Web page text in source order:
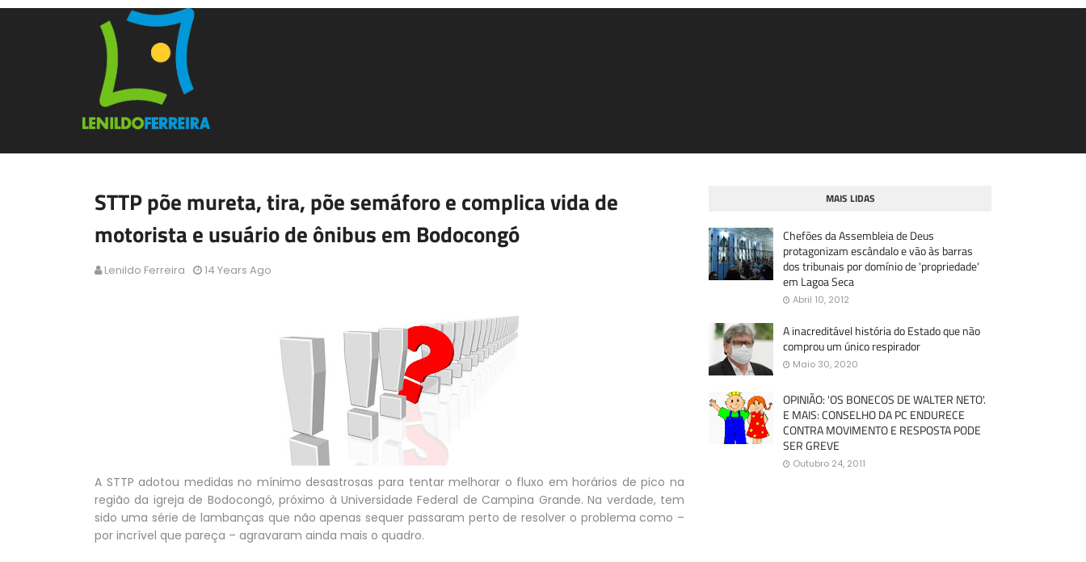
STTP põe mureta, tira, põe semáforo e complica vida de
motorista e usuário de ônibus em Bodocongó
Lenildo Ferreira 14 Years Ago
A STTP adotou medidas no mínimo desastrosas para tentar melhorar o fluxo em horários de pico na
região da igreja de Bodocongó, próximo à Universidade Federal de Campina Grande. Na verdade, tem
sido uma série de lambanças que não apenas sequer passaram perto de resolver o problema como –
por incrível que pareça – agravaram ainda mais o quadro.
MAIS LIDAS
Chefões da Assembleia de Deus
protagonizam escândalo e vão às barras
dos tribunais por domínio de 'propriedade'
em Lagoa Seca
Abril 10, 2012
A inacreditável história do Estado que não
comprou um único respirador
Maio 30, 2020
OPINIÃO: 'OS BONECOS DE WALTER NETO'.
E MAIS: CONSELHO DA PC ENDURECE
CONTRA MOVIMENTO E RESPOSTA PODE
SER GREVE
Outubro 24, 2011